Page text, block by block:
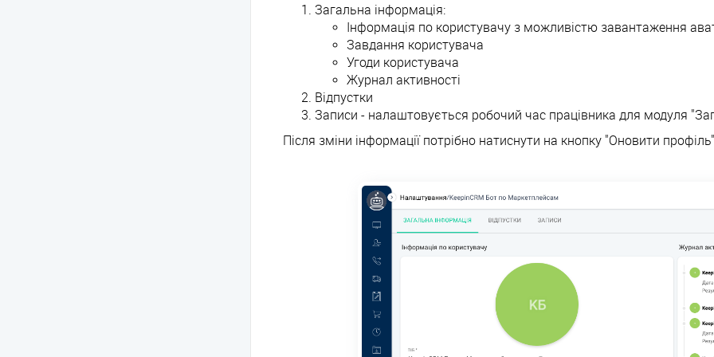
Загальна інформація:
Інформація по користувачу з можливістю завантаження
Завдання користувача
Угоди користувача
Журнал активності
Відпустки
Записи - налаштовується робочий час працівника для модуля
Після зміни інформації потрібно натиснути на кнопку "Оновити